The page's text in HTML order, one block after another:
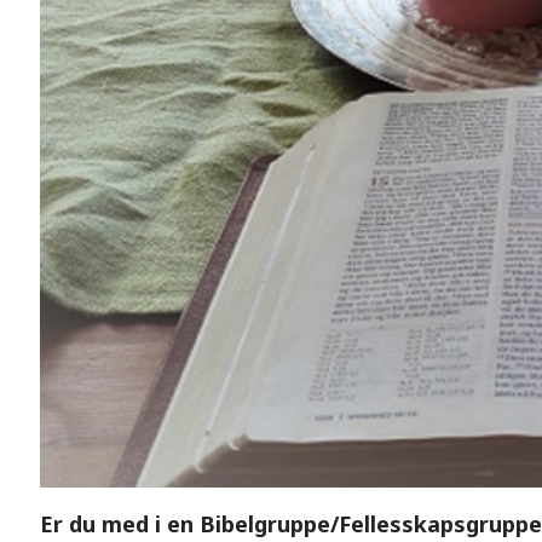
Er du med i en Bibelgruppe/